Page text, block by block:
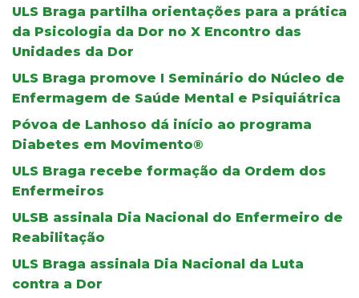
ULS Braga partilha orientações para a prática
da Psicologia da Dor no X Encontro das
Unidades da Dor
ULS Braga promove I Seminário do Núcleo de
Enfermagem de Saúde Mental e Psiquiátrica
Póvoa de Lanhoso dá início ao programa
Diabetes em Movimento®
ULS Braga recebe formação da Ordem dos
Enfermeiros
ULSB assinala Dia Nacional do Enfermeiro de
Reabilitação
ULS Braga assinala Dia Nacional da Luta
contra a Dor